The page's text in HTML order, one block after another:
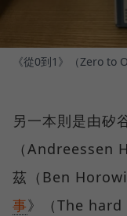
《從0到1》（Zero to
另一本則是由矽
（Andreessen
茲（Ben
事》（The